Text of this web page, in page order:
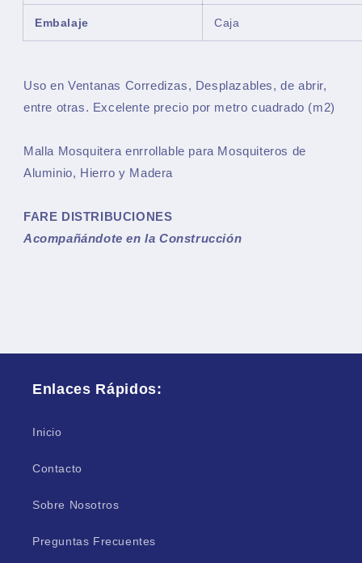
Embalaje Caja
Uso en Ventanas Corredizas, Desplazables, de abrir,
entre otras. Excelente precio por metro cuadrado (m2)
Malla Mosquitera enrrollable para Mosquiteros de
Aluminio, Hierro y Madera
FARE DISTRIBUCIONES
Acompañándote en la Construcción
Enlaces Rápidos:
Inicio
Contacto
Sobre Nosotros
Preguntas Frecuentes